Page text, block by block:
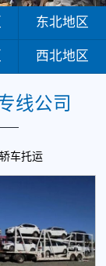
南地区
南地区
北地区
东北地区
西北地区
线公司
车托运